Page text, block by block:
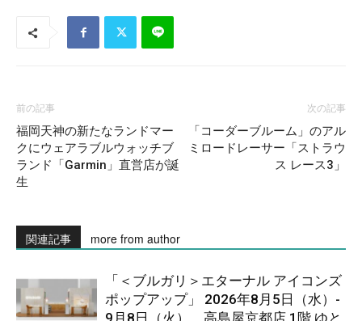
前の記事
福岡天神の新たなランドマー
クにウェアラブルウォッチブ
ランド「Garmin」直営店が誕
生
次の記事
「コーダーブルーム」のアル
ミロードレーサー「ストラウ
ス レース3」
関連記事 more from author
「＜ブルガリ＞エターナル アイコンズ
ポップアップ」 2026年8月5日（水）-
9月8日（火） 高島屋京都店 1階 ゆと